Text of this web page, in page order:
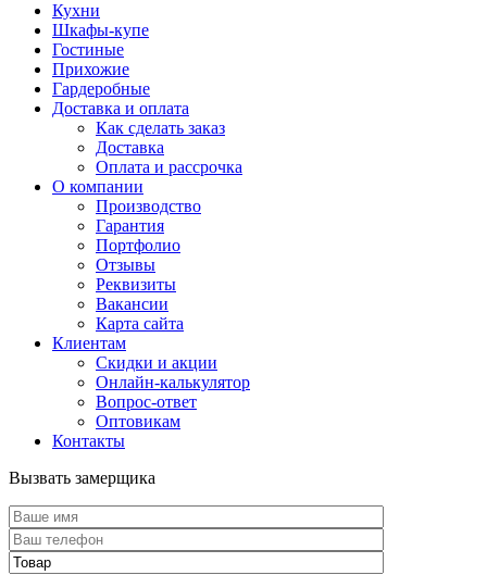
Кухни
Шкафы-купе
Гостиные
Прихожие
Гардеробные
Доставка и оплата
Как сделать заказ
Доставка
Оплата и рассрочка
О компании
Производство
Гарантия
Портфолио
Отзывы
Реквизиты
Вакансии
Карта сайта
Клиентам
Скидки и акции
Онлайн-калькулятор
Вопрос-ответ
Оптовикам
Контакты
Вызвать замерщика